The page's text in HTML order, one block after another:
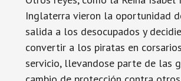
Inglaterra vieron la oportunidad
salida a los desocupados y
convertir a los piratas en
servicio, llevandose parte de las